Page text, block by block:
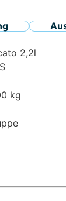
2,2l
kg